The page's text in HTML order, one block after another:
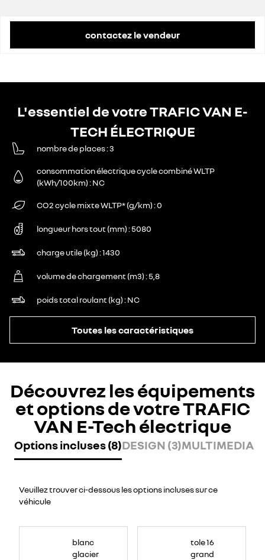
contactez le vendeur
L'essentiel de votre TRAFIC VAN E-
TECH ÉLECTRIQUE
nombre de places 3
consommation électrique cycle combiné WLTP
(kWh/100km) NC
CO2 cycle mixte WLTP* (g/km) 0
longueur hors tout (mm) 5080
charge utile (kg) 1430
volume de chargement (m3) 5,8
poids total roulant (kg) NC
Toutes les caractéristiques
Découvrez les équipements
et options de votre TRAFIC
VAN E-Tech électrique
Options incluses (8)DESIGN (3)MULTIMEDIA
Veuillez trouver ci-dessous les options incluses sur ce
véhicule
blanc
glacier
tole 16
grand